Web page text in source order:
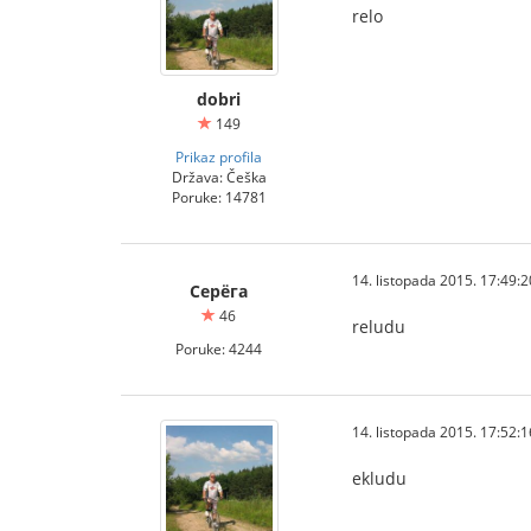
dobri
149
Prikaz profila
Država: Češka
Poruke: 14781
relo
Серёга
46
Poruke: 4244
14. listopada 2015.
reludu
14. listopada 2015.
ekludu